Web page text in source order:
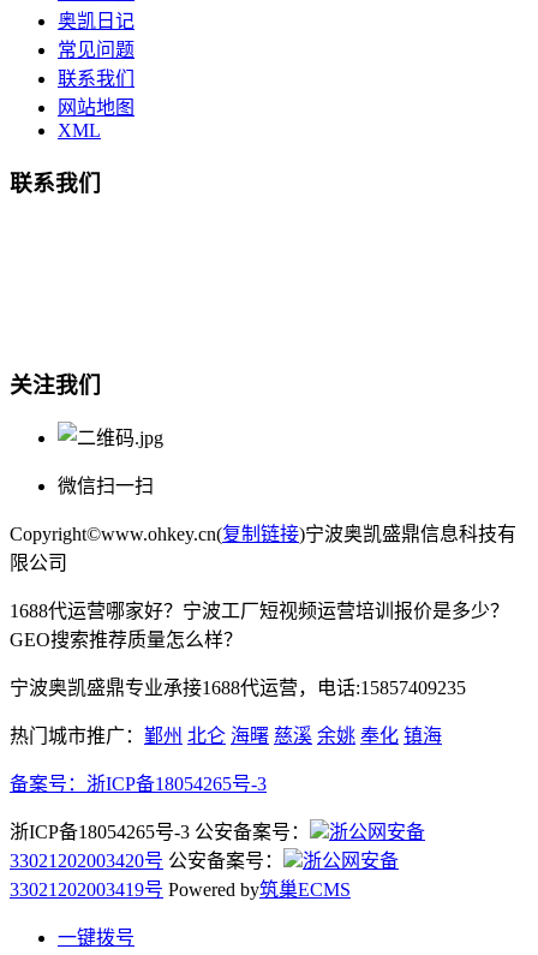
奥凯日记
常见问题
联系我们
网站地图
XML
联系我们
关注我们
微信扫一扫
Copyright©www.ohkey.cn(复制链接)宁波奥凯盛鼎信息科技有
限公司
1688代运营哪家好？宁波工厂短视频运营培训报价是多少？
GEO搜索推荐质量怎么样？
宁波奥凯盛鼎专业承接1688代运营，电话:15857409235
热门城市推广： 鄞州 北仑 海曙 慈溪 余姚 奉化 镇海
备案号： 浙ICP备18054265号-3
浙ICP备18054265号-3 公安备案号：
浙公网安备
33021202003420号 公安备案号：
浙公网安备
33021202003419号 Powered by筑巢ECMS
一键拨号